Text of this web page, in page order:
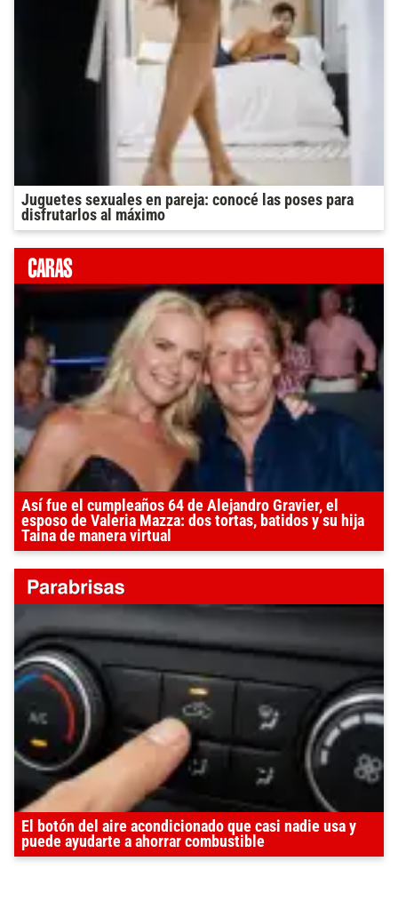
Juguetes sexuales en pareja: conocé las poses para
disfrutarlos al máximo
Así fue el cumpleaños 64 de Alejandro Gravier, el
esposo de Valeria Mazza: dos tortas, batidos y su hija
Taina de manera virtual
El botón del aire acondicionado que casi nadie usa y
puede ayudarte a ahorrar combustible